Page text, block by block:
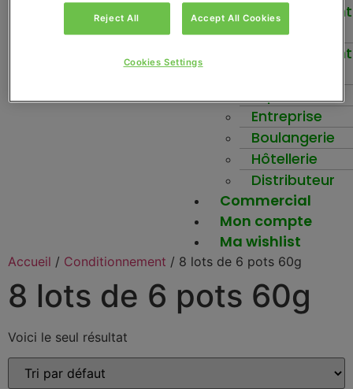
Etablissement
scolaire
Entreprise
Boulangerie
Hôtellerie
Distributeur
Commercial
Mon compte
Ma wishlist
Accueil / Conditionnement / 8 lots de 6 pots 60g
8 lots de 6 pots 60g
Voici le seul résultat
Reject All Accept All Cookies
Cookies Settings